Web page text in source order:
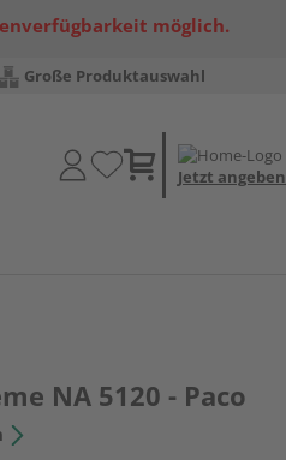
möglich.
Große Produktauswahl
Jetzt angeben
NA 5120 - Paco